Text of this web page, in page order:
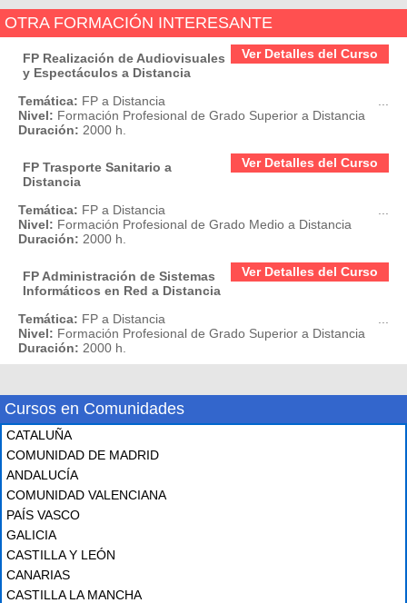
OTRA FORMACIÓN INTERESANTE
Ver Detalles del Curso
FP Realización de Audiovisuales
y Espectáculos a Distancia
Temática: FP a Distancia
Nivel: Formación Profesional de Grado Superior a Distancia
Duración: 2000 h.
Ver Detalles del Curso
FP Trasporte Sanitario a
Distancia
Temática: FP a Distancia
Nivel: Formación Profesional de Grado Medio a Distancia
Duración: 2000 h.
Ver Detalles del Curso
FP Administración de Sistemas
Informáticos en Red a Distancia
Temática: FP a Distancia
Nivel: Formación Profesional de Grado Superior a Distancia
Duración: 2000 h.
Cursos en Comunidades
CATALUÑA
COMUNIDAD DE MADRID
ANDALUCÍA
COMUNIDAD VALENCIANA
PAÍS VASCO
GALICIA
CASTILLA Y LEÓN
CANARIAS
CASTILLA LA MANCHA